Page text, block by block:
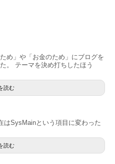
め」や「お金のため」にブログを
。 テーマを決め打ちしたほう
読む
はSysMainという項目に変わった
読む